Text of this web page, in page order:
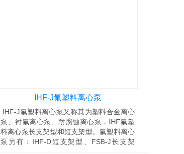
IHF-J氟塑料离心泵
IHF-J氟塑料离心泵又称其为塑料合金离心
泵、衬氟离心泵、耐腐蚀离心泵，IHF氟塑
料离心泵长支架型和短支架型。氟塑料离心
泵另有：IHF-D短支架型、FSB-J长支架